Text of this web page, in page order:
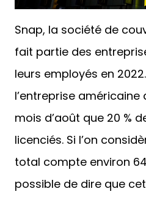
Snap, la société de
fait partie des
leurs employés en 2022.
l’entreprise
mois d’août que 20 %
licenciés. Si l’on
total compte environ
possible de dire que